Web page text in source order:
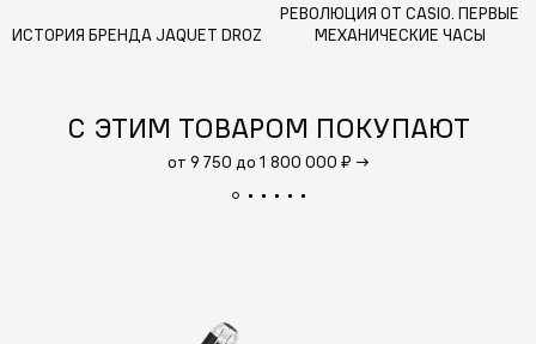
ИСТОРИЯ БРЕНДА JAQUET DROZ
РЕВОЛЮЦИЯ ОТ CASIO. ПЕРВЫЕ
МЕХАНИЧЕСКИЕ ЧАСЫ
С ЭТИМ ТОВАРОМ ПОКУПАЮТ
от 9 750 до 1 800 000 ₽ →